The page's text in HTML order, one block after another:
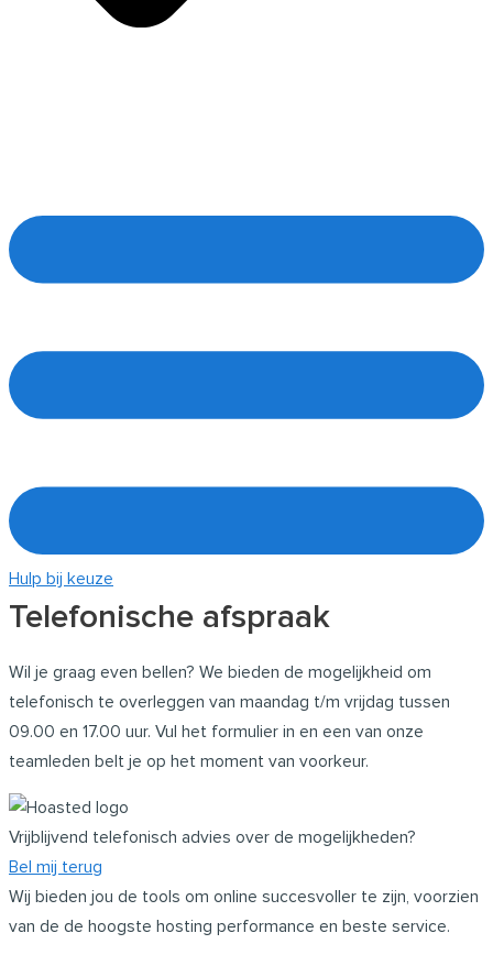
Hulp bij keuze
Telefonische afspraak
Wil je graag even bellen? We bieden de mogelijkheid om
telefonisch te overleggen van maandag t/m vrijdag tussen
09.00 en 17.00 uur. Vul het formulier in en een van onze
teamleden belt je op het moment van voorkeur.
Vrijblijvend telefonisch advies over de mogelijkheden?
Bel mij terug
Wij bieden jou de tools om online succesvoller te zijn, voorzien
van de de hoogste hosting performance en beste service.